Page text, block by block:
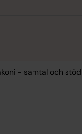
- samtal och stöd